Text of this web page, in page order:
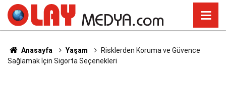
Anasayfa Yaşam
Risklerden Koruma ve Güvence
Sağlamak İçin Sigorta Seçenekleri